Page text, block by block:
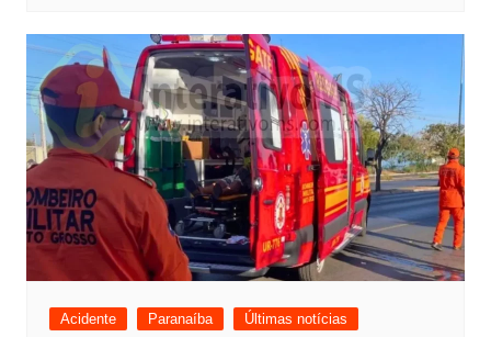
Acidente Paranaíba Últimas notícias